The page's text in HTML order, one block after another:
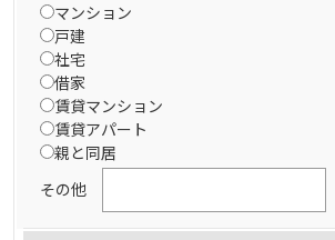
マンション
戸建
社宅
借家
賃貸マンション
賃貸アパート
親と同居
その他